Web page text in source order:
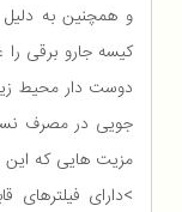
و همچنین به
کیسه جارو برقی
جویی در مصرف
مزیت هایی که این
>دارای